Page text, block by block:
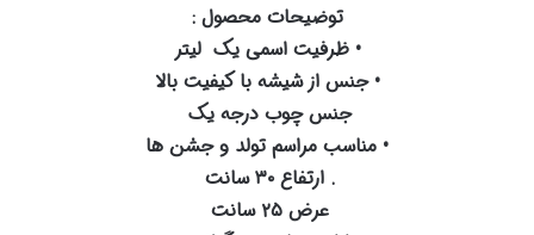
توضیحات محصول :
• ظرفیت اسمی یک لیتر
• جنس از شیشه با کیفیت بالا
جنس چوب درجه یک
• مناسب مراسم تولد و جشن ها
. ارتفاع ۳۰ سانت
عرض ۲۵ سانت